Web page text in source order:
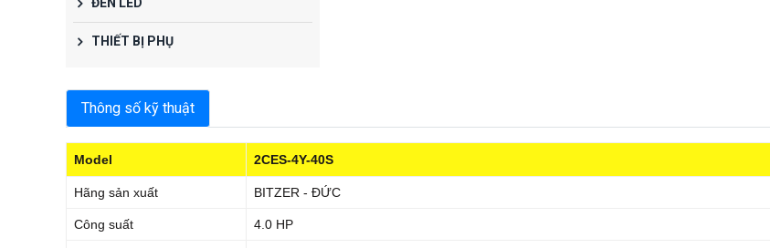
ĐÈN LED
THIẾT BỊ PHỤ
Thông số kỹ thuật
Model 2CES-4Y-40S
Hãng sản xuất BITZER - ĐỨC
Công suất 4.0 HP